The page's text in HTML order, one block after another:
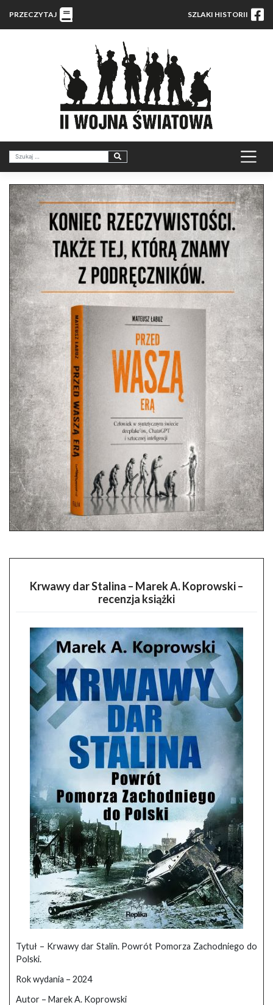
PRZECZYTAJ SZLAKI HISTORII
Krwawy dar Stalina – Marek A. Koprowski –
recenzja książki
Tytuł – Krwawy dar Stalin. Powrót Pomorza Zachodniego do
Polski.
Rok wydania – 2024
Autor – Marek A. Koprowski